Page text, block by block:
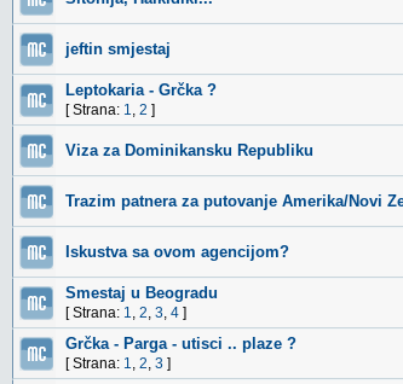
jeftin smjestaj
Leptokaria - Grčka ?
[ Strana: 1, 2 ]
Viza za Dominikansku Republiku
Trazim patnera za putovanje Amerika/Novi
Iskustva sa ovom agencijom?
Smestaj u Beogradu
[ Strana: 1, 2, 3, 4 ]
Grčka - Parga - utisci .. plaze ?
[ Strana: 1, 2, 3 ]